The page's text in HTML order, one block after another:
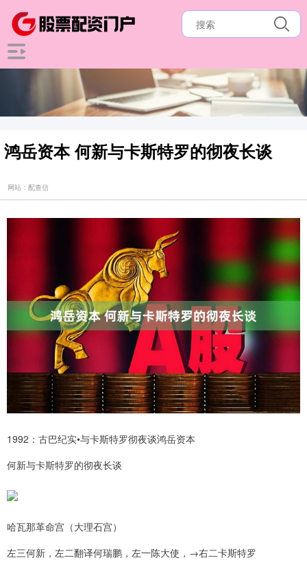
鸿岳资本 何新与卡斯特罗的彻夜长谈
网站：配查信
1992：古巴纪实•与卡斯特罗彻夜谈鸿岳资本
何新与卡斯特罗的彻夜长谈
哈瓦那革命宫（大理石宫）
左三何新，左二翻译何瑞鹏，左一陈大使，→右二卡斯特罗